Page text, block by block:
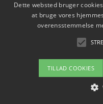
Copyright
Om / kontakt
Dette websted bruger
at bruge vores
overensstemmelse
TILLAD COOKIES